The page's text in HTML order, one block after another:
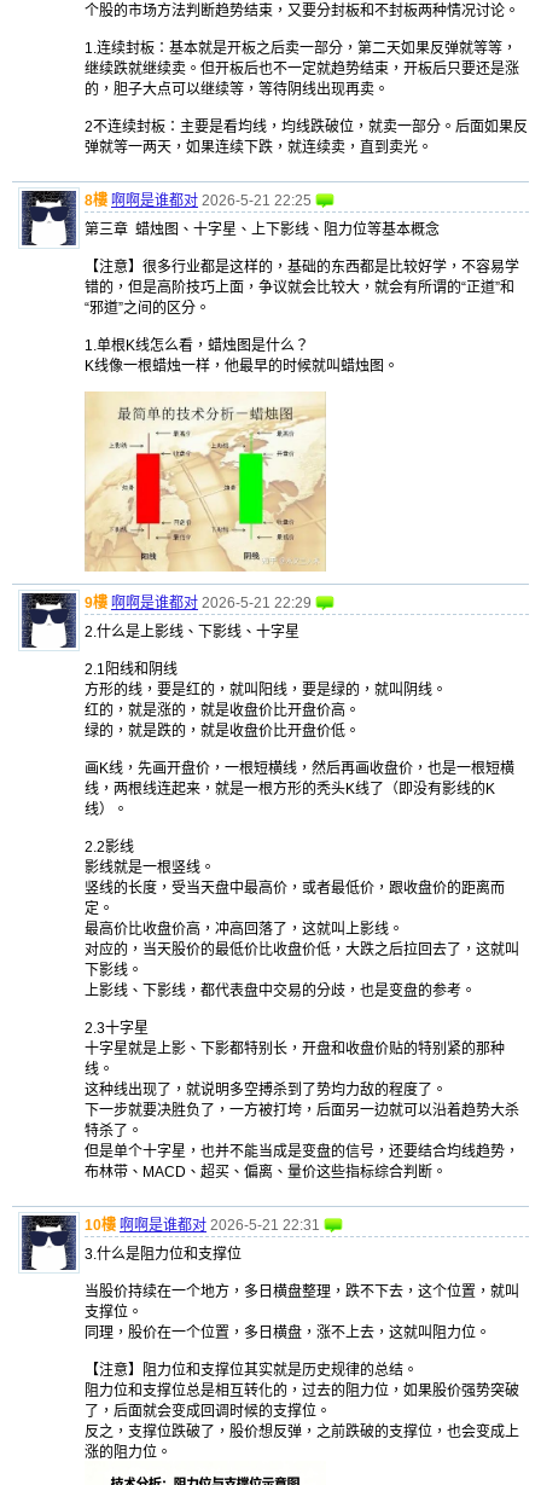
个股的市场方法判断趋势结束，又要分封板和不封板两种情况讨论。
1.连续封板：基本就是开板之后卖一部分，第二天如果反弹就等等，
继续跌就继续卖。但开板后也不一定就趋势结束，开板后只要还是涨
的，胆子大点可以继续等，等待阴线出现再卖。
2不连续封板：主要是看均线，均线跌破位，就卖一部分。后面如果反
弹就等一两天，如果连续下跌，就连续卖，直到卖光。
8樓 啊啊是谁都对 2026-5-21 22:25
第三章 蜡烛图、十字星、上下影线、阻力位等基本概念
【注意】很多行业都是这样的，基础的东西都是比较好学，不容易学
错的，但是高阶技巧上面，争议就会比较大，就会有所谓的“正道”和
“邪道”之间的区分。
1.单根K线怎么看，蜡烛图是什么？
K线像一根蜡烛一样，他最早的时候就叫蜡烛图。
9樓 啊啊是谁都对 2026-5-21 22:29
2.什么是上影线、下影线、十字星
2.1阳线和阴线
方形的线，要是红的，就叫阳线，要是绿的，就叫阴线。
红的，就是涨的，就是收盘价比开盘价高。
绿的，就是跌的，就是收盘价比开盘价低。
画K线，先画开盘价，一根短横线，然后再画收盘价，也是一根短横
线，两根线连起来，就是一根方形的秃头K线了（即没有影线的K
线）。
2.2影线
影线就是一根竖线。
竖线的长度，受当天盘中最高价，或者最低价，跟收盘价的距离而
定。
最高价比收盘价高，冲高回落了，这就叫上影线。
对应的，当天股价的最低价比收盘价低，大跌之后拉回去了，这就叫
下影线。
上影线、下影线，都代表盘中交易的分歧，也是变盘的参考。
2.3十字星
十字星就是上影、下影都特别长，开盘和收盘价贴的特别紧的那种
线。
这种线出现了，就说明多空搏杀到了势均力敌的程度了。
下一步就要决胜负了，一方被打垮，后面另一边就可以沿着趋势大杀
特杀了。
但是单个十字星，也并不能当成是变盘的信号，还要结合均线趋势，
布林带、MACD、超买、偏离、量价这些指标综合判断。
10樓 啊啊是谁都对 2026-5-21 22:31
3.什么是阻力位和支撑位
当股价持续在一个地方，多日横盘整理，跌不下去，这个位置，就叫
支撑位。
同理，股价在一个位置，多日横盘，涨不上去，这就叫阻力位。
【注意】阻力位和支撑位其实就是历史规律的总结。
阻力位和支撑位总是相互转化的，过去的阻力位，如果股价强势突破
了，后面就会变成回调时候的支撑位。
反之，支撑位跌破了，股价想反弹，之前跌破的支撑位，也会变成上
涨的阻力位。